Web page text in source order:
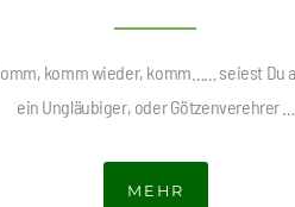
komm wieder, komm…… seiest Du
ein Ungläubiger, oder Götzenverehrer …
MEHR